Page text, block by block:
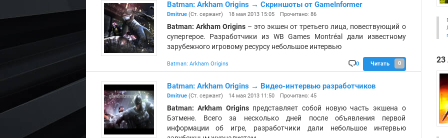
ен
та
Batman: Arkham Origins → Скриншоты от GameInformer
Dmitrue(Ст. сержант) 18 мая 2013 15:05 Прочитано: 86
Batman: Arkham Origins– это экшен от третьего лица, повествующий о
супергерое. Разработчики из WB Games Montréal дали известному
зарубежного игровому ресурсу небольшое интервью
Читать
0
Ко
ен
та
0
Batman: Arkham Origins
Batman: Arkham Origins → Видео-интервью разработчиков
Dmitrue(Ст. сержант) 14 мая 2013 11:50 Прочитано: 45
Batman: Arkham Originsпредставляет собой новую часть экшена о
Бэтмене. Всего за несколько дней после объявления первой
информации об игре, разработчики дали небольшое интервью
23